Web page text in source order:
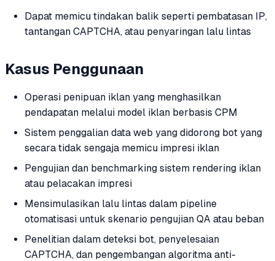
Dapat memicu tindakan balik seperti pembatasan IP,
tantangan CAPTCHA, atau penyaringan lalu lintas
Kasus Penggunaan
Operasi penipuan iklan yang menghasilkan
pendapatan melalui model iklan berbasis CPM
Sistem penggalian data web yang didorong bot yang
secara tidak sengaja memicu impresi iklan
Pengujian dan benchmarking sistem rendering iklan
atau pelacakan impresi
Mensimulasikan lalu lintas dalam pipeline
otomatisasi untuk skenario pengujian QA atau beban
Penelitian dalam deteksi bot, penyelesaian
CAPTCHA, dan pengembangan algoritma anti-